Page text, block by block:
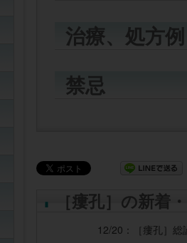
治療、処方例
禁忌
［瘻孔］の新着
12/20： ［瘻孔］ 総